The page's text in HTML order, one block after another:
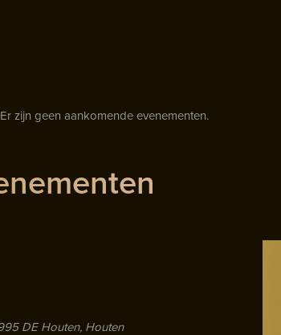
Er zijn geen aankomende evenementen.
DE Houten, Houten